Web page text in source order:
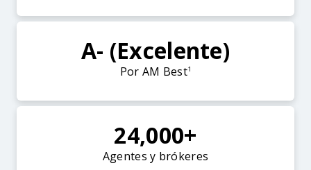
A- (Excelente)
Por AM Best1
24,000+
Agentes y brókeres